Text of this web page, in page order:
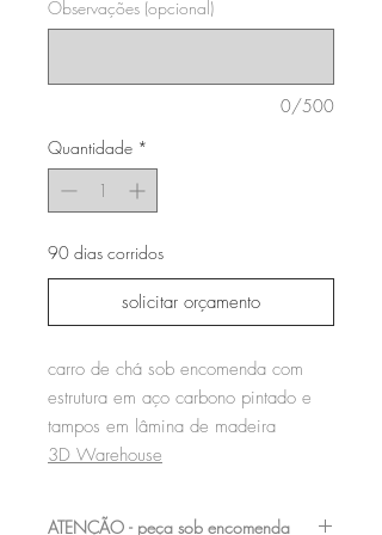
Observações (opcional)
0/500
Quantidade *
90 dias corridos
solicitar orçamento
carro de chá sob encomenda com
estrutura em aço carbono pintado e
tampos em lâmina de madeira
3D Warehouse
ATENÇÃO - peça sob encomenda